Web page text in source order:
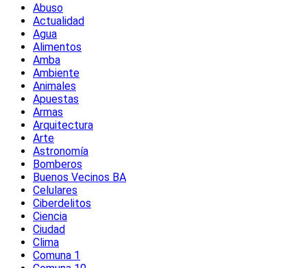
Abuso
Actualidad
Agua
Alimentos
Amba
Ambiente
Animales
Apuestas
Armas
Arquitectura
Arte
Astronomía
Bomberos
Buenos Vecinos BA
Celulares
Ciberdelitos
Ciencia
Ciudad
Clima
Comuna 1